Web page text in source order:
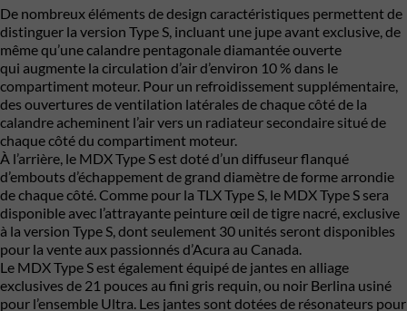
De nombreux éléments de design caractéristiques permettent de
distinguer la version Type S, incluant une jupe avant exclusive, de
même qu’une calandre pentagonale diamantée ouverte
qui augmente la circulation d’air d’environ 10 % dans le
compartiment moteur. Pour un refroidissement supplémentaire,
des ouvertures de ventilation latérales de chaque côté de la
calandre acheminent l’air vers un radiateur secondaire situé de
chaque côté du compartiment moteur.
À l’arrière, le MDX Type S est doté d’un diffuseur flanqué
d’embouts d’échappement de grand diamètre de forme arrondie
de chaque côté. Comme pour la TLX Type S, le MDX Type S sera
disponible avec l’attrayante peinture œil de tigre nacré, exclusive
à la version Type S, dont seulement 30 unités seront disponibles
pour la vente aux passionnés d’Acura au Canada.
Le MDX Type S est également équipé de jantes en alliage
exclusives de 21 pouces au fini gris requin, ou noir Berlina usiné
pour l’ensemble Ultra. Les jantes sont dotées de résonateurs pour